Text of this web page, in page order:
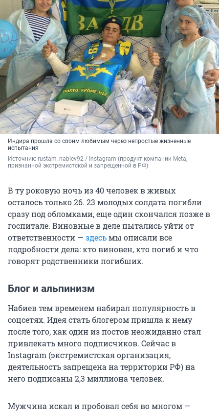
Индира прошла со своим любимым через непростые жизненные
испытания
Источник: rustam_nabiev92 / Instagram (продукт компании Meta,
признанной экстремистской и запрещенной в РФ)
В ту роковую ночь из 40 человек в живых
осталось только 26. 23 молодых солдата погибли
сразу под обломками, еще один скончался позже в
госпитале. Виновные в деле пытались уйти от
ответственности — здесьмы описали все
подробности дела: кто виновен, кто погиб и что
говорят родственники погибших.
Блог и альпинизм
Набиев тем временем набирал популярность в
соцсетях. Идея стать блогером пришла к нему
после того, как один из постов неожиданно стал
привлекать много подписчиков. Сейчас в
Instagram (экстремистская организация,
деятельность запрещена на территории РФ) на
него подписаны 2,3 миллиона человек.
Мужчина искал и пробовал себя во многом —